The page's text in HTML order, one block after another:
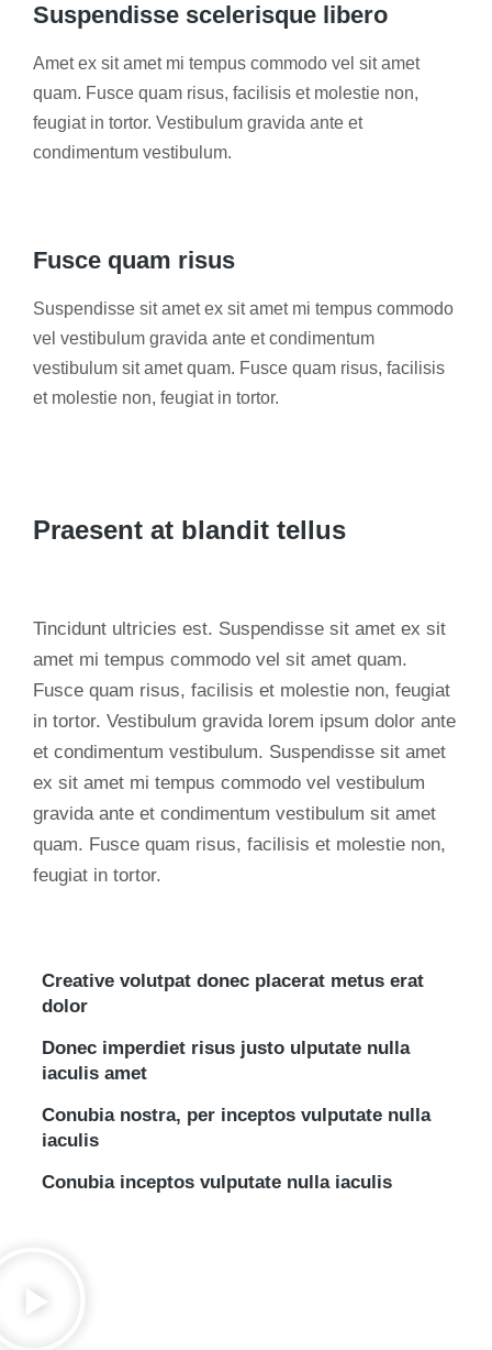
Suspendisse scelerisque libero
Amet ex sit amet mi tempus commodo vel sit amet
quam. Fusce quam risus, facilisis et molestie non,
feugiat in tortor. Vestibulum gravida ante et
condimentum vestibulum.
Fusce quam risus
Suspendisse sit amet ex sit amet mi tempus commodo
vel vestibulum gravida ante et condimentum
vestibulum sit amet quam. Fusce quam risus, facilisis
et molestie non, feugiat in tortor.
Praesent at blandit tellus
Tincidunt ultricies est. Suspendisse sit amet ex sit
amet mi tempus commodo vel sit amet quam.
Fusce quam risus, facilisis et molestie non, feugiat
in tortor. Vestibulum gravida lorem ipsum dolor ante
et condimentum vestibulum. Suspendisse sit amet
ex sit amet mi tempus commodo vel vestibulum
gravida ante et condimentum vestibulum sit amet
quam. Fusce quam risus, facilisis et molestie non,
feugiat in tortor.
Creative volutpat donec placerat metus erat
dolor
Donec imperdiet risus justo ulputate nulla
iaculis amet
Conubia nostra, per inceptos vulputate nulla
iaculis
Conubia inceptos vulputate nulla iaculis